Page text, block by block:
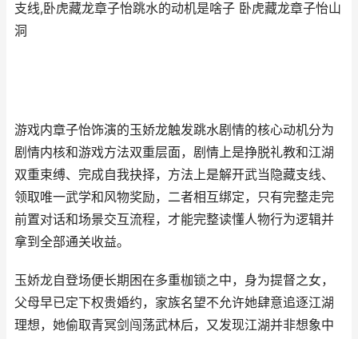
支线,卧虎藏龙章子怡跳水的动机是啥子 卧虎藏龙章子怡山
洞
游戏内章子怡饰演的玉娇龙触发跳水剧情的核心动机分为
剧情内核和游戏方法双重层面，剧情上是挣脱礼教和江湖
双重束缚、完成自我抉择，方法上是解开武当隐藏支线、
领取唯一武学和风物奖励，二者相互绑定，只有完整走完
前置对话和场景交互流程，才能完整读懂人物行为逻辑并
拿到全部通关收益。
玉娇龙自登场便长期困在多重枷锁之中，身为提督之女，
父母早已定下权贵婚约，家族名望不允许她肆意追逐江湖
理想，她偷取青冥剑闯荡武林后，又发现江湖并非想象中